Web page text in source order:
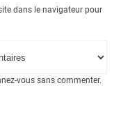
dans le navigateur pour
vous sans commenter.